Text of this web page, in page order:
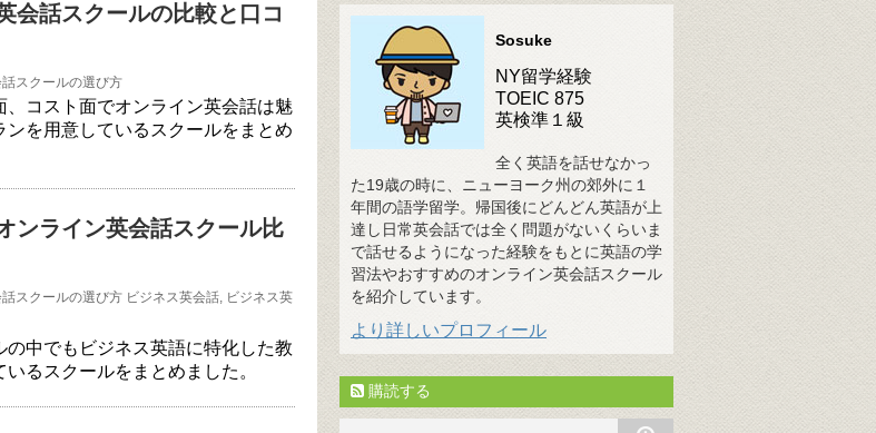
会話スクールの比較と口コ
スクールの選び方
コスト面でオンライン英会話は魅
を用意しているスクールをまとめ
ンライン英会話スクール比
スクールの選び方 ビジネス英会話, ビジネス英
中でもビジネス英語に特化した教
るスクールをまとめました。
Sosuke
NY留学経験
TOEIC 875
英検準１級
全く英語を話せなかっ
た19歳の時に、ニューヨーク州の郊外に１
年間の語学留学。帰国後にどんどん英語が上
達し日常英会話では全く問題がないくらいま
で話せるようになった経験をもとに英語の学
習法やおすすめのオンライン英会話スクール
を紹介しています。
より詳しいプロフィール
購読する